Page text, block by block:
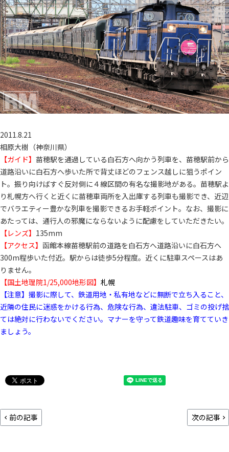
2011.8.21
相原大樹（神奈川県）
【ガイド】 苗穂駅を通過している白石方へ向かう列車を、苗穂駅前から
道路沿いに白石方へ歩いた所で背丈ほどのフェンス越しに狙うポイン
ト。振り向けばすぐ反対側に４線区間の有名な撮影地がある。苗穂駅よ
り札幌方へ行くと近くに苗穂車両所を入出庫する列車も撮影でき、近辺
でバラエティー豊かな列車を撮影できるお手軽ポイント。なお、撮影に
あたっては、通行人の邪魔にならないように配慮をしていただきたい。
【レンズ】 135mm
【アクセス】 函館本線苗穂駅前の道路を白石方へ道路沿いに白石方へ
300m程歩いた付近。駅からは徒歩5分程度。近くに駐車スペースはあ
りません。
【国土地理院1/25,000地形図】 札幌
【注意】撮影に際して、鉄道用地・私有地などに無断で立ち入ること、
近隣の住民に迷惑をかける行為、危険な行為、違法駐車、ゴミの投げ捨
ては絶対に行わないでください。マナーを守って鉄道趣味を育てていき
ましょう。
前の記事 次の記事